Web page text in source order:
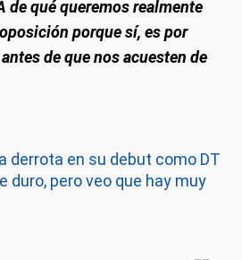
de qué queremos realmente
porque sí, es por
de que nos acuesten de
derrota en su debut como DT
duro, pero veo que hay muy